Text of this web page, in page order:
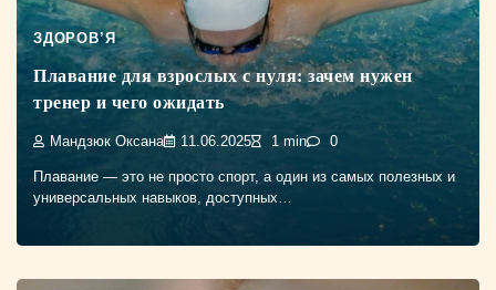
ЗДОРОВ’Я
Плавание для взрослых с нуля: зачем нужен
тренер и чего ожидать
Мандзюк Оксана 11.06.2025 1 min 0
Плавание — это не просто спорт, а один из самых полезных и
универсальных навыков, доступных…